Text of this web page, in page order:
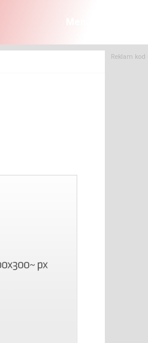
Reklam